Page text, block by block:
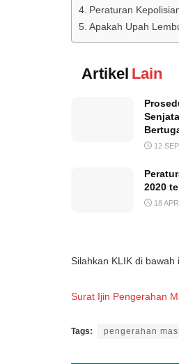
Peraturan
Apakah Upah
Artikel Lain
12
2020
18
Silahkan KLIK di bawah
Surat Ijin Pengerahan
Tags: pengerahan